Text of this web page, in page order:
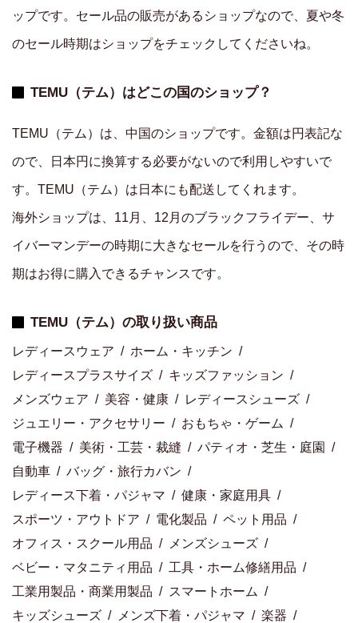
ップです。セール品の販売があるショップなので、夏や冬
のセール時期はショップをチェックしてくださいね。
TEMU（テム）はどこの国のショップ？
TEMU（テム）は、中国のショップです。金額は円表記な
ので、日本円に換算する必要がないので利用しやすいで
す。TEMU（テム）は日本にも配送してくれます。
海外ショップは、11月、12月のブラックフライデー、サ
イバーマンデーの時期に大きなセールを行うので、その時
期はお得に購入できるチャンスです。
TEMU（テム）の取り扱い商品
レディースウェア
ホーム・キッチン
レディースプラスサイズ
キッズファッション
メンズウェア
美容・健康
レディースシューズ
ジュエリー・アクセサリー
おもちゃ・ゲーム
電子機器
美術・工芸・裁縫
パティオ・芝生・庭園
自動車
バッグ・旅行カバン
レディース下着・パジャマ
健康・家庭用具
スポーツ・アウトドア
電化製品
ペット用品
オフィス・スクール用品
メンズシューズ
ベビー・マタニティ用品
工具・ホーム修繕用品
工業用製品・商業用製品
スマートホーム
キッズシューズ
メンズ下着・パジャマ
楽器